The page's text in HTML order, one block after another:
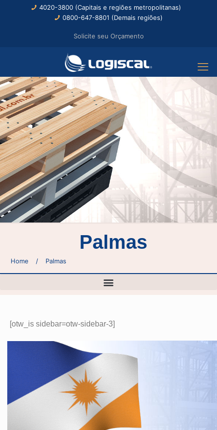
4020-3800 (Capitais e regiões metropolitanas)
0800-647-8801 (Demais regiões)
Solicite seu Orçamento
Palmas
Home / Palmas
[otw_is sidebar=otw-sidebar-3]